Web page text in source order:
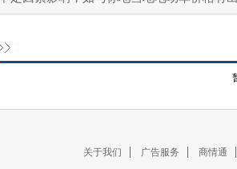
关于我们 广告服务 商情通